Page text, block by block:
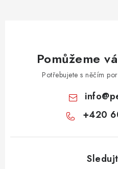
Pomůžeme
Potřebujete s něčím
info@
+420